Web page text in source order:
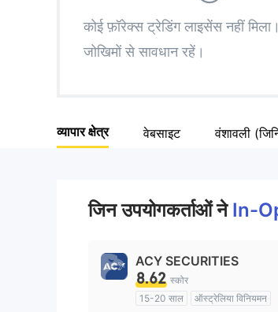
6
7
8
9
4
5
6
8
9
8
9
कोई फ़ॉरेक्स ट्रेडिंग लाइसेंस नहीं
जोखिमों से सावधान रहें।
व्यापार क्षेत्र वेबसाइट वंशावली
जिन उपयोगकर्ताओं ने In-
ACY SECURITIES
8.62 स्कोर
15-20 साल
ऑस्ट्रेलिया विनियमन